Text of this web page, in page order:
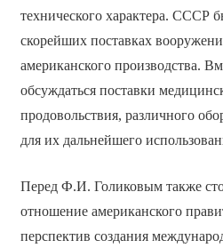
технического характера. СССР
скорейших поставках
американского производства.
обсуждаться поставки
продовольствия, различного
для их дальнейшего
Перед Ф.И. Голиковым также
отношение американского
перспектив создания